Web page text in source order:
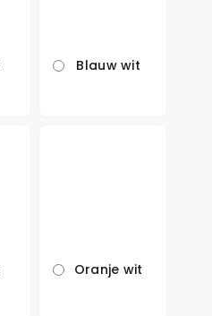
Blauw wit
Oranje wit